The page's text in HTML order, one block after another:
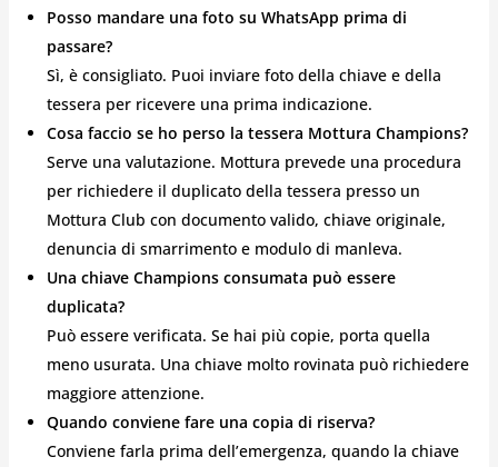
Posso mandare una foto su WhatsApp prima di
passare?
Sì, è consigliato. Puoi inviare foto della chiave e della
tessera per ricevere una prima indicazione.
Cosa faccio se ho perso la tessera Mottura Champions?
Serve una valutazione. Mottura prevede una procedura
per richiedere il duplicato della tessera presso un
Mottura Club con documento valido, chiave originale,
denuncia di smarrimento e modulo di manleva.
Una chiave Champions consumata può essere
duplicata?
Può essere verificata. Se hai più copie, porta quella
meno usurata. Una chiave molto rovinata può richiedere
maggiore attenzione.
Quando conviene fare una copia di riserva?
Conviene farla prima dell’emergenza, quando la chiave